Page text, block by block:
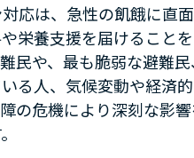
応は、急性の飢餓に直
栄養支援を届けること
民や、最も脆弱な避難
る人、気候変動や経済
の危機により深刻な影